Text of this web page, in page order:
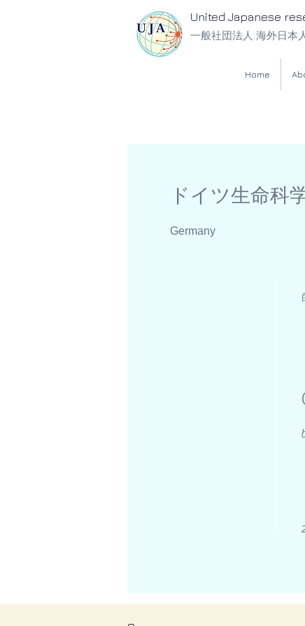
United Japanese
一般社団法人 海外日本
Home
ドイツ生命科
Germany